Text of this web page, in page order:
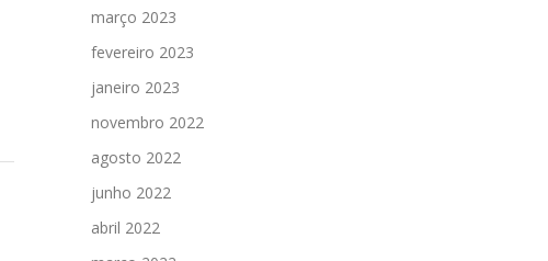
março 2023
fevereiro 2023
janeiro 2023
novembro 2022
agosto 2022
junho 2022
abril 2022